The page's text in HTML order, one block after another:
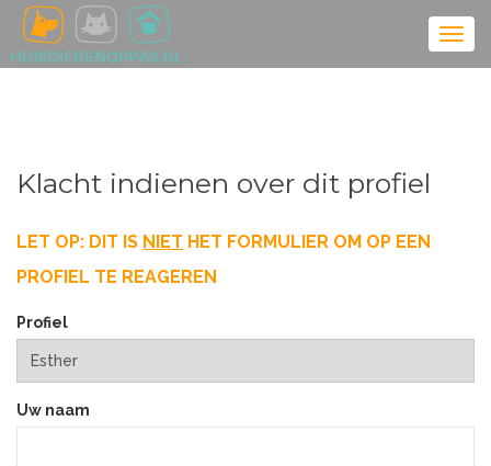
Klacht indienen over dit profiel
LET OP: DIT IS NIET HET FORMULIER OM OP EEN
PROFIEL TE REAGEREN
Profiel
Uw naam